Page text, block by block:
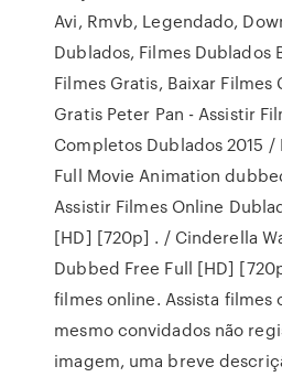
Avi, Rmvb, Legendado,
Dublados, Filmes Dublados
Filmes Gratis, Baixar
Gratis Peter Pan - Assistir
Completos Dublados 2015 /
Full Movie Animation
Assistir Filmes Online
[HD] [720p] . / Cinderella
Dubbed Free Full [HD]
filmes online. Assista filmes
mesmo convidados não
imagem, uma breve